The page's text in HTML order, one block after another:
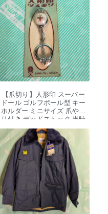
【爪切り】人形印 スーパー
ドール ゴルフボール型 キー
ホルダー ミニサイズ 爪やす
り付き デッドストック 当時
物